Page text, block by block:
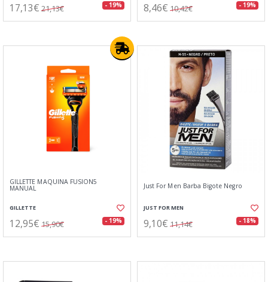
17,13€ 21,13€ - 19% 8,46€ 10,42€ - 19%
GILLETTE MAQUINA FUSION5
MANUAL
GILLETTE
12,95€ 15,90€ - 19%
Just For Men Barba Bigote Negro
JUST FOR MEN
9,10€ 11,14€ - 18%